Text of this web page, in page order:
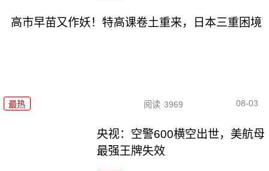
高市早苗又作妖！特高课卷土重来，日本三重困境
最热 阅读 3969 08-03
央视：空警600横空出世，美航母
最强王牌失效